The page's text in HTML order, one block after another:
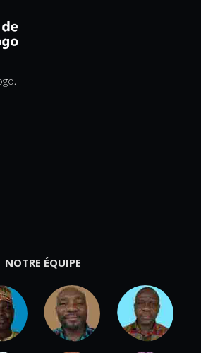
NOTRE ÉQUIPE